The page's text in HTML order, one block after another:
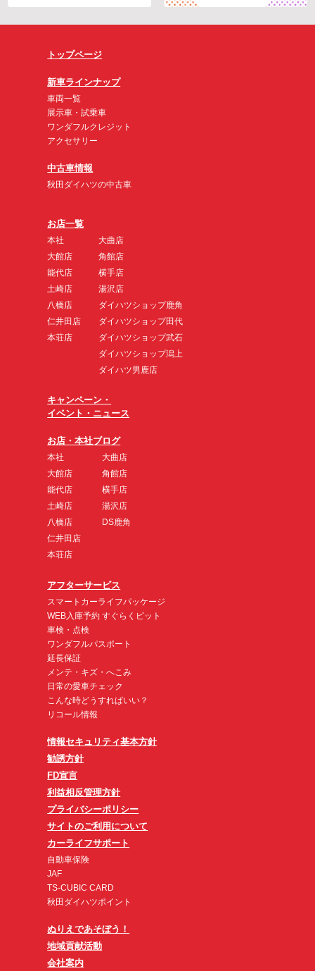
トップページ
新車ラインナップ
車両一覧
展示車・試乗車
ワンダフルクレジット
アクセサリー
中古車情報
秋田ダイハツの中古車
お店一覧
本社
大館店
能代店
土崎店
八橋店
仁井田店
本荘店
大曲店
角館店
横手店
湯沢店
ダイハツショップ鹿角
ダイハツショップ田代
ダイハツショップ武石
ダイハツショップ潟上
ダイハツ男鹿店
キャンペーン・
イベント・ニュース
お店・本社ブログ
本社
大館店
能代店
土崎店
八橋店
仁井田店
本荘店
大曲店
角館店
横手店
湯沢店
DS鹿角
アフターサービス
スマートカーライフパッケージ
WEB入庫予約 すぐらくピット
車検・点検
ワンダフルパスポート
延長保証
メンテ・キズ・へこみ
日常の愛車チェック
こんな時どうすればいい？
リコール情報
情報セキュリティ基本方針
勧誘方針
FD宣言
利益相反管理方針
プライバシーポリシー
サイトのご利用について
カーライフサポート
自動車保険
JAF
TS-CUBIC CARD
秋田ダイハツポイント
ぬりえであそぼう！
地域貢献活動
会社案内